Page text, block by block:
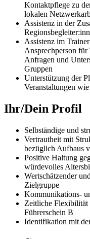
Kontaktpflege zu
lokalen
Assistenz in der
Assistenz im
Ansprechperson für
Anfragen und
Gruppen
Unterstützung der
Veranstaltungen
Ihr/Dein Profil
Selbständige und
Vertrautheit mit
bezüglich Aufbaus
Positive Haltung
würdevolles
Wertschätzender
Zielgruppe
Kommunikations-
Zeitliche Flexibilität
Führerschein B
Identifikation mit